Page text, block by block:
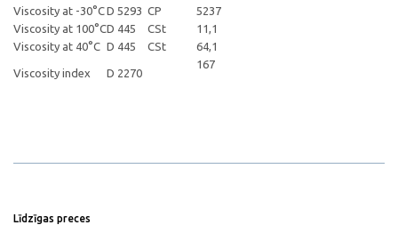
Viscosity at -30°CD 5293 CP
5237
Viscosity at 100°CD 445 CSt
11,1
Viscosity at 40°C D 445 CSt 64,1
Viscosity index D 2270
167
Līdzīgas preces